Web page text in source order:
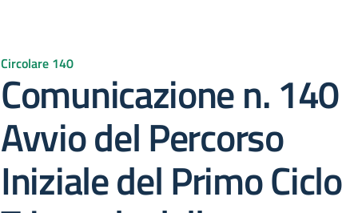
Circolare 140
Comunicazione n.
Avvio del Percorso
Iniziale del Primo Ciclo